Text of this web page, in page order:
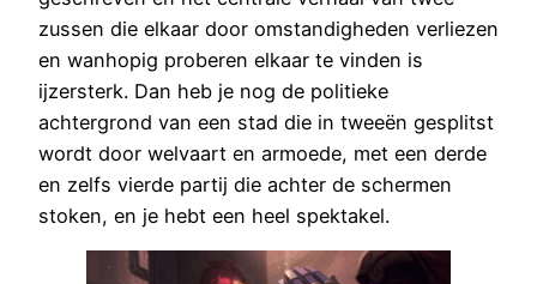
zussen die elkaar door omstandigheden verliezen
en wanhopig proberen elkaar te vinden is
ijzersterk. Dan heb je nog de politieke
achtergrond van een stad die in tweeën gesplitst
wordt door welvaart en armoede, met een derde
en zelfs vierde partij die achter de schermen
stoken, en je hebt een heel spektakel.